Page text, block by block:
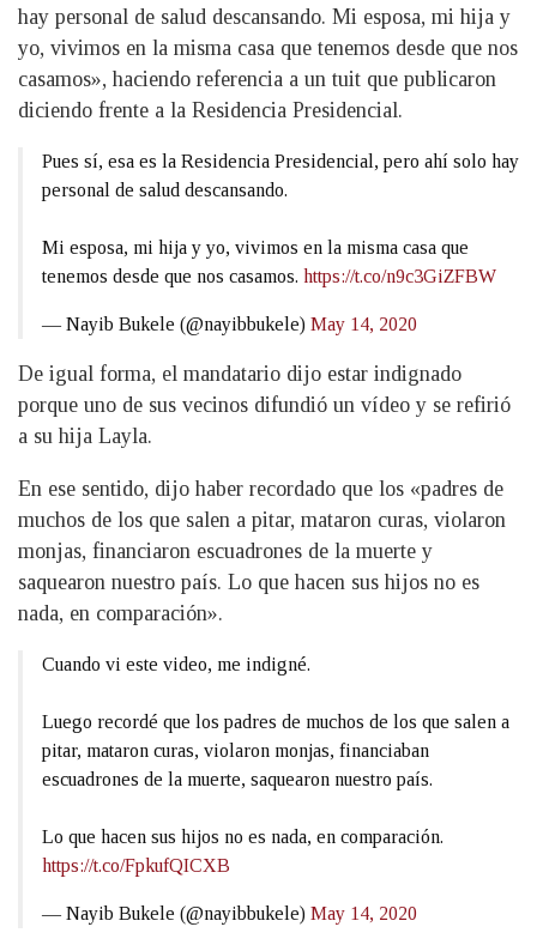
hay personal de salud descansando. Mi esposa, mi hija y
yo, vivimos en la misma casa que tenemos desde que nos
casamos», haciendo referencia a un tuit que publicaron
diciendo frente a la Residencia Presidencial.
Pues sí, esa es la Residencia Presidencial, pero ahí solo hay
personal de salud descansando.
Mi esposa, mi hija y yo, vivimos en la misma casa que
tenemos desde que nos casamos. https://t.co/n9c3GiZFBW
— Nayib Bukele (@nayibbukele) May 14, 2020
De igual forma, el mandatario dijo estar indignado
porque uno de sus vecinos difundió un vídeo y se refirió
a su hija Layla.
En ese sentido, dijo haber recordado que los «padres de
muchos de los que salen a pitar, mataron curas, violaron
monjas, financiaron escuadrones de la muerte y
saquearon nuestro país. Lo que hacen sus hijos no es
nada, en comparación».
Cuando vi este video, me indigné.
Luego recordé que los padres de muchos de los que salen a
pitar, mataron curas, violaron monjas, financiaban
escuadrones de la muerte, saquearon nuestro país.
Lo que hacen sus hijos no es nada, en comparación.
https://t.co/FpkufQICXB
— Nayib Bukele (@nayibbukele) May 14, 2020